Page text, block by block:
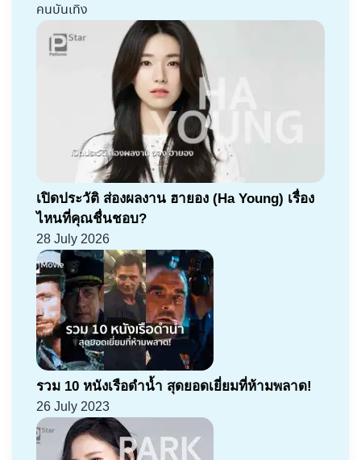
คนบันเทิง
เปิดประวัติ ส่องผลงาน ฮายอง (Ha Young) เรื่อง
ไหนที่คุณชื่นชอบ?
28 July 2026
รวม 10 หนังเรือดำน้ำ สุดยอดเยี่ยมที่ห้ามพลาด!
26 July 2023